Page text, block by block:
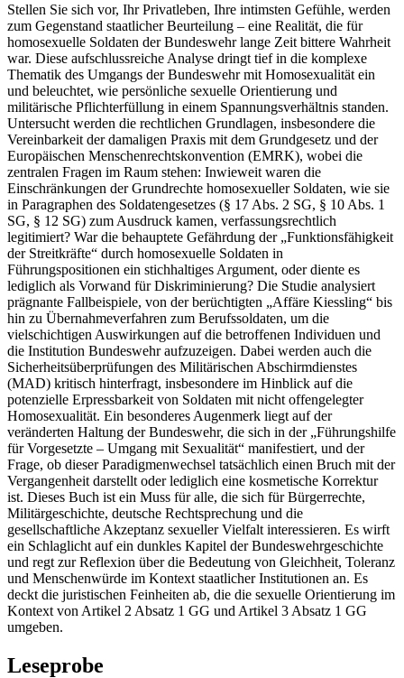
Stellen Sie sich vor, Ihr Privatleben, Ihre intimsten Gefühle, werden
zum Gegenstand staatlicher Beurteilung – eine Realität, die für
homosexuelle Soldaten der Bundeswehr lange Zeit bittere Wahrheit
war. Diese aufschlussreiche Analyse dringt tief in die komplexe
Thematik des Umgangs der Bundeswehr mit Homosexualität ein
und beleuchtet, wie persönliche sexuelle Orientierung und
militärische Pflichterfüllung in einem Spannungsverhältnis standen.
Untersucht werden die rechtlichen Grundlagen, insbesondere die
Vereinbarkeit der damaligen Praxis mit dem Grundgesetz und der
Europäischen Menschenrechtskonvention (EMRK), wobei die
zentralen Fragen im Raum stehen: Inwieweit waren die
Einschränkungen der Grundrechte homosexueller Soldaten, wie sie
in Paragraphen des Soldatengesetzes (§ 17 Abs. 2 SG, § 10 Abs. 1
SG, § 12 SG) zum Ausdruck kamen, verfassungsrechtlich
legitimiert? War die behauptete Gefährdung der „Funktionsfähigkeit
der Streitkräfte“ durch homosexuelle Soldaten in
Führungspositionen ein stichhaltiges Argument, oder diente es
lediglich als Vorwand für Diskriminierung? Die Studie analysiert
prägnante Fallbeispiele, von der berüchtigten „Affäre Kiessling“ bis
hin zu Übernahmeverfahren zum Berufssoldaten, um die
vielschichtigen Auswirkungen auf die betroffenen Individuen und
die Institution Bundeswehr aufzuzeigen. Dabei werden auch die
Sicherheitsüberprüfungen des Militärischen Abschirmdienstes
(MAD) kritisch hinterfragt, insbesondere im Hinblick auf die
potenzielle Erpressbarkeit von Soldaten mit nicht offengelegter
Homosexualität. Ein besonderes Augenmerk liegt auf der
veränderten Haltung der Bundeswehr, die sich in der „Führungshilfe
für Vorgesetzte – Umgang mit Sexualität“ manifestiert, und der
Frage, ob dieser Paradigmenwechsel tatsächlich einen Bruch mit der
Vergangenheit darstellt oder lediglich eine kosmetische Korrektur
ist. Dieses Buch ist ein Muss für alle, die sich für Bürgerrechte,
Militärgeschichte, deutsche Rechtsprechung und die
gesellschaftliche Akzeptanz sexueller Vielfalt interessieren. Es wirft
ein Schlaglicht auf ein dunkles Kapitel der Bundeswehrgeschichte
und regt zur Reflexion über die Bedeutung von Gleichheit, Toleranz
und Menschenwürde im Kontext staatlicher Institutionen an. Es
deckt die juristischen Feinheiten ab, die die sexuelle Orientierung im
Kontext von Artikel 2 Absatz 1 GG und Artikel 3 Absatz 1 GG
umgeben.
Leseprobe